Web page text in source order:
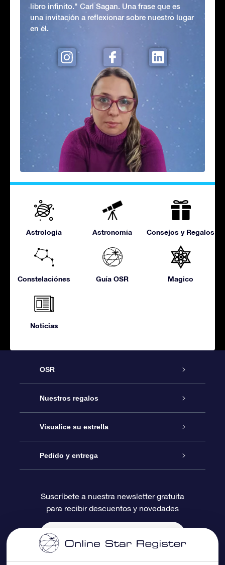
libro infinito." Carl Sagan. Una frase que es
una invitación a reflexionar sobre nuestro lugar
en él.
Astrologia Astronomía Consejos y Regalos
Constelaciónes Guía OSR Magico
Noticias
OSR
Atención
Contáctanos
Blog
Reseñas
Nuestros regalos
Regalo Estrella Online
Paquete de Regalo OSR
Tarjeta de Regalo OSR
Regalos empresariales
Visualice su estrella
Registro estelar
Página de Estrella Personalizada
Un Millón de Estrellas
Pedido y entrega
Información de Pago
Información de Envío
Suscríbete a nuestra newsletter gratuita
para recibir descuentos y novedades